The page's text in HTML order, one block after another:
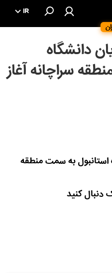
IR
دانشگاه
سراچانه آغاز
استانبول به سمت منطقه
دنبال کنید